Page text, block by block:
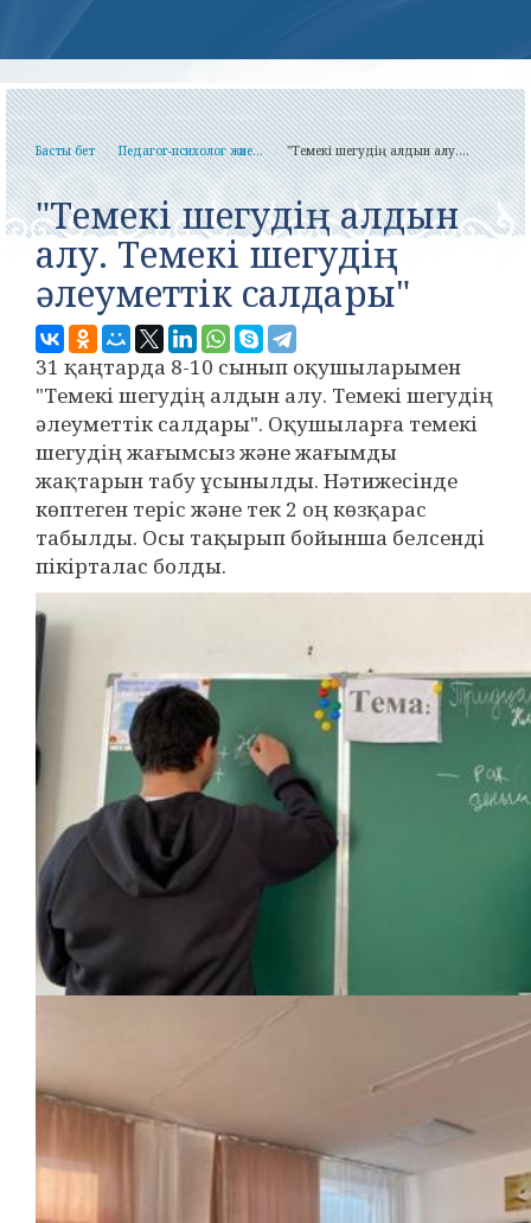
Басты бет Педагог-психолог және... "Темекі шегудің алдын алу....
"Темекі шегудің алдын
алу. Темекі шегудің
әлеуметтік салдары"
31 қаңтарда 8-10 сынып оқушыларымен
"Темекі шегудің алдын алу. Темекі шегудің
әлеуметтік салдары". Оқушыларға темекі
шегудің жағымсыз және жағымды
жақтарын табу ұсынылды. Нәтижесінде
көптеген теріс және тек 2 оң көзқарас
табылды. Осы тақырып бойынша белсенді
пікірталас болды.